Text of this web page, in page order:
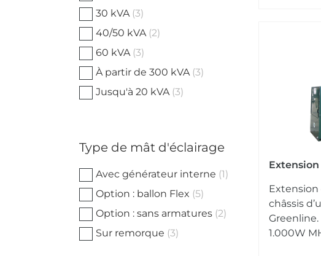
30 kVA (3)
40/50 kVA (2)
60 kVA (3)
À partir de 300 kVA (3)
Jusqu'à 20 kVA (3)
Type de mât d'éclairage
Avec générateur interne (1)
Option : ballon Flex (5)
Option : sans armatures (2)
Sur remorque (3)
châssis
Greenline.
1.000W